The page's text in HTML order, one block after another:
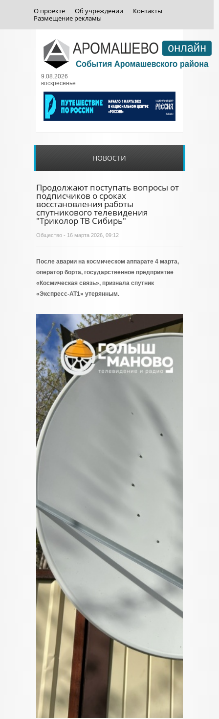
О проекте Об учреждении
Контакты
Размещение рекламы
9.08.2026
воскресенье
НОВОСТИ
Продолжают поступать вопросы от
подписчиков о сроках
восстановления работы
спутникового телевидения
"Триколор ТВ Сибирь"
Общество - 16 марта 2026, 09:12
После аварии на космическом аппарате 4 марта,
оператор борта, государственное предприятие
«Космическая связь», признала спутник
«Экспресс-АТ1» утерянным.